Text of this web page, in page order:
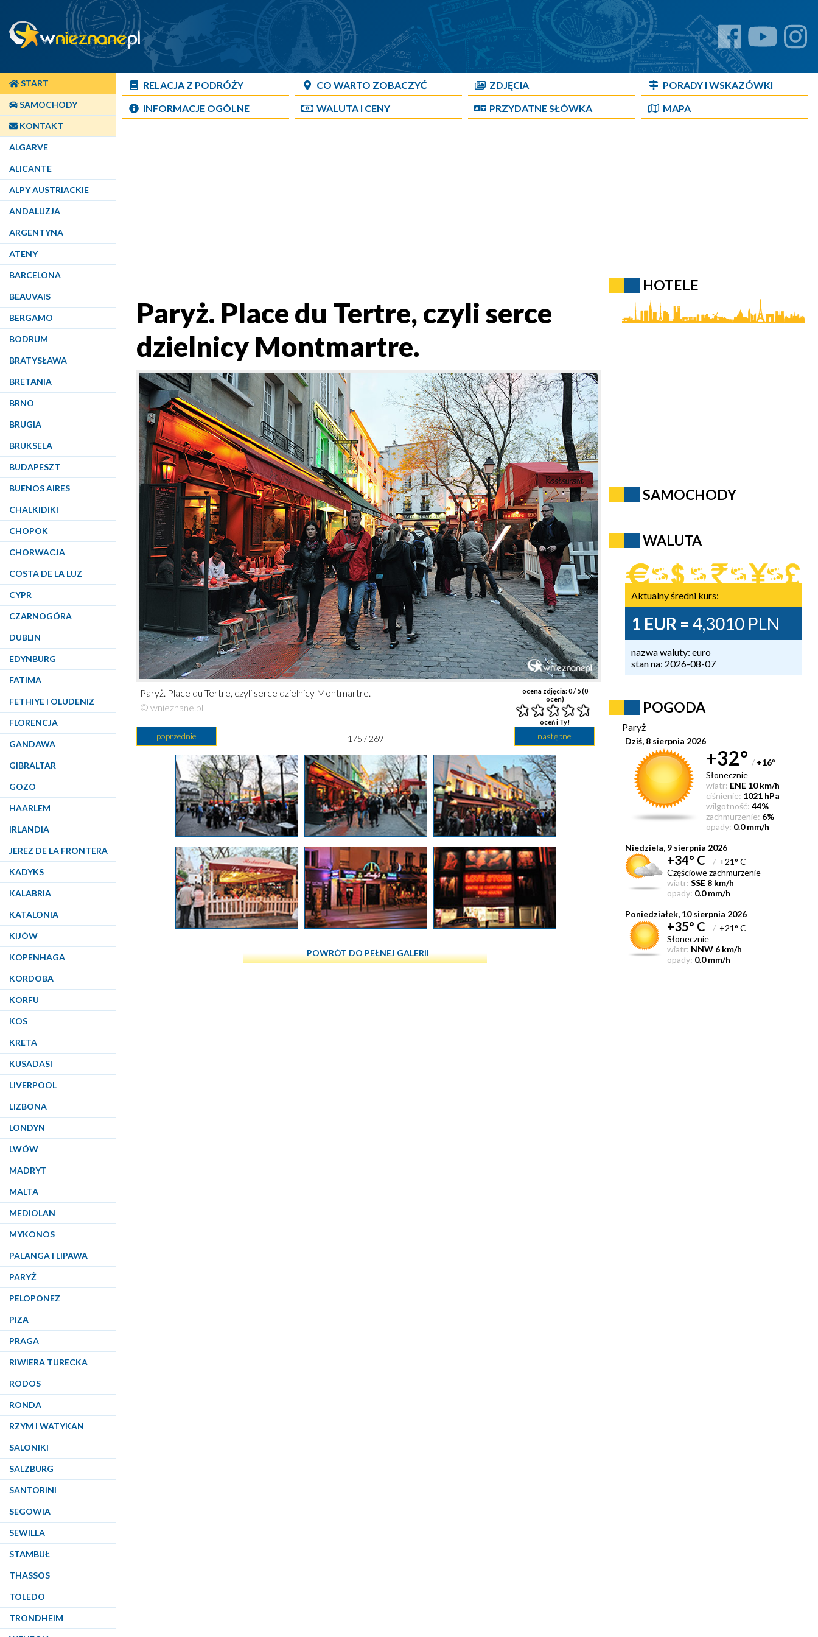
START
SAMOCHODY
KONTAKT
ALGARVE
ALICANTE
ALPY AUSTRIACKIE
ANDALUZJA
ARGENTYNA
ATENY
BARCELONA
BEAUVAIS
BERGAMO
BODRUM
BRATYSŁAWA
BRETANIA
BRNO
BRUGIA
BRUKSELA
BUDAPESZT
BUENOS AIRES
CHALKIDIKI
CHOPOK
CHORWACJA
COSTA DE LA LUZ
CYPR
CZARNOGÓRA
DUBLIN
EDYNBURG
FATIMA
FETHIYE I OLUDENIZ
FLORENCJA
GANDAWA
GIBRALTAR
GOZO
HAARLEM
IRLANDIA
JEREZ DE LA FRONTERA
KADYKS
KALABRIA
KATALONIA
KIJÓW
KOPENHAGA
KORDOBA
KORFU
KOS
KRETA
KUSADASI
LIVERPOOL
LIZBONA
LONDYN
LWÓW
MADRYT
MALTA
MEDIOLAN
MYKONOS
PALANGA I LIPAWA
PARYŻ
PELOPONEZ
PIZA
PRAGA
RIWIERA TURECKA
RODOS
RONDA
RZYM I WATYKAN
SALONIKI
SALZBURG
SANTORINI
SEGOWIA
SEWILLA
STAMBUŁ
THASSOS
TOLEDO
TRONDHEIM
RELACJA Z PODRÓŻY CO WARTO ZOBACZYĆ ZDJĘCIA
PORADY I WSKAZÓWKI
INFORMACJE OGÓLNE
WALUTA I CENY PRZYDATNE SŁÓWKA MAPA
Paryż. Place du Tertre, czyli serce
dzielnicy Montmartre.
ocena zdjęcia:0/ 5 (0
ocen)
oceń i Ty!
Paryż. Place du Tertre, czyli serce dzielnicy Montmartre.
© wnieznane.pl
poprzednie następne
175 / 269
POWRÓT DO PEŁNEJ GALERII
HOTELE
SAMOCHODY
WALUTA
Aktualny średni kurs:
1 EUR = 4,3010 PLN
nazwa waluty: euro
stan na: 2026-08-07
POGODA
Paryż
Dziś, 8 sierpnia 2026
+32° / +16°
Słonecznie
wiatr: ENE 10 km/h
ciśnienie: 1021 hPa
wilgotność: 44%
zachmurzenie: 6%
opady: 0.0 mm/h
Niedziela, 9 sierpnia 2026
+34° C / +21° C
Częściowe zachmurzenie
wiatr: SSE 8 km/h
opady: 0.0 mm/h
Poniedziałek, 10 sierpnia 2026
+35° C / +21° C
Słonecznie
wiatr: NNW 6 km/h
opady: 0.0 mm/h